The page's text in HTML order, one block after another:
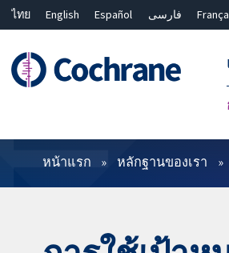
ไทย English Español فارسی
ตัวกรอง
หน้าแรก หลักฐานของเรา